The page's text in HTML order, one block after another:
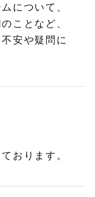
について、
ことなど、
安や疑問に
おります。